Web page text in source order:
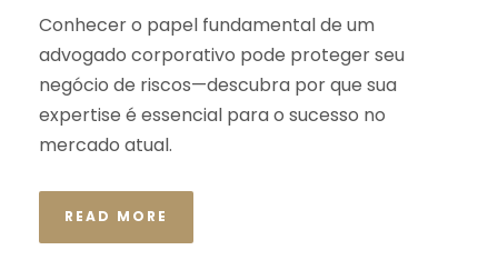
Conhecer o papel fundamental de um
advogado corporativo pode proteger seu
negócio de riscos—descubra por que sua
expertise é essencial para o sucesso no
mercado atual.
READ MORE